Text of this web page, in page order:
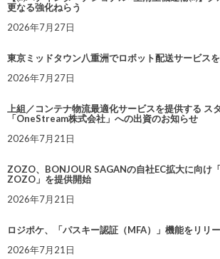
更なる強化ねらう
2026年7月27日
東京ミッドタウン八重洲でロボット配送サービス
2026年7月27日
上組／コンテナ物流最適化サービスを提供する ス
「OneStream株式会社」への出資のお知らせ
2026年7月21日
ZOZO、BONJOUR SAGANの自社EC拡大に向け
ZOZO」を提供開始
2026年7月21日
ロジポケ、「パスキー認証（MFA）」機能をリリ
2026年7月21日